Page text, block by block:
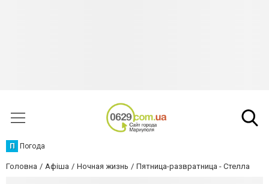
П Погода
Головна Афіша Ночная жизнь Пятница-развратница - Стелла